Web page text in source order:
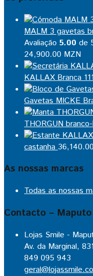
MALM 3 gavetas
Avaliação 5.00 de
24,900.00 MZN
KALLAX Branca
Gavetas MICKE
THORGUN
castanha
As nossas marcas
Todas as nossas
Contacto – Maputo
Lojas Smile -
Av. da Marginal,
849 095 943